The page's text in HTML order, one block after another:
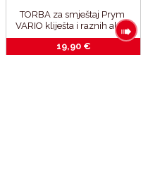
TORBA za smještaj Prym
VARIO kliješta i raznih alata
za drukere
19,90 €